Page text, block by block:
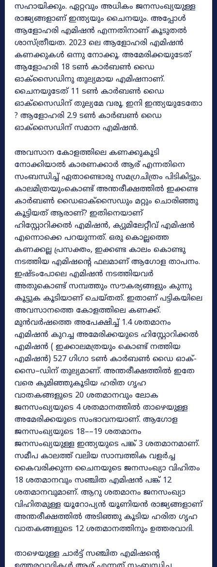
സഹായിക്കും. ഏറ്റവും അധികം ജനസംഖ്യയുള്ള
രാജ്യങ്ങളാണ് ഇന്ത്യയും ചൈനയും. അപ്പോൾ
ആളോഹരി എമിഷൻ എന്നതിനാണ് കൂടുതൽ
ശാസ്ത്രീയത. 2023 ലെ ആളോഹരി എമിഷൻ
കണക്കുകൾ ഒന്നു നോക്കൂ. അമേരിക്കയുടേത്
ആളോഹരി 18 ടൺ കാർബൺ ഡൈ
ഓക്സൈഡിനു തുല്യമായ എമിഷനാണ്.
ചൈനയുടേത് 11 ടൺ കാർബൺ ഡൈ
ഓക്സൈഡിന് തുല്യമേ വരൂ. ഇനി ഇന്ത്യയുടേതോ
? ആളോഹരി 2.9 ടൺ കാർബൺ ഡൈ
ഓക്സൈഡിന് സമാന എമിഷൻ.
അവസാന കോളത്തിലെ കണക്കുകൂടി
നോക്കിയാൽ കാരണക്കാർ ആര് എന്നതിനെ
സംബന്ധിച്ച് ഏതാണ്ടൊരു സമഗ്രചിത്രം പിടികിട്ടും.
കാലമിത്രയുംകൊണ്ട് അന്തരീക്ഷത്തിൽ ഇക്കണ്ട
കാർബൺ ഡൈഓക്സൈഡും മറ്റും ചൊരിഞ്ഞു
കൂട്ടിയത് ആരാണ്? ഇതിനെയാണ്
ഹിസ്റ്റോറിക്കൽ എമിഷൻ, ക്യുമിലേറ്റീവ് എമിഷൻ
എന്നൊക്കെ പറയുന്നത്. ഒരു കൊല്ലത്തെ
കണക്കല്ല പ്രസക്തം, ഇക്കണ്ട കാലം കൊണ്ടു
നടത്തിയ എമിഷന്റെ ഫലമാണ് ആഗോള താപനം.
ഇഷ്ടംപോലെ എമിഷൻ നടത്തിയവർ
അതുകൊണ്ട് സമ്പത്തും സൗകര്യങ്ങളും കുന്നു
കൂട്ടുക കൂടിയാണ് ചെയ്തത്. ഇതാണ് പട്ടികയിലെ
അവസാനത്തെ കോളത്തിലെ കണക്ക്.
മുൻവർഷത്തെ അപേക്ഷിച്ച് 1.4 ശതമാനം
എമിഷൻ കുറച്ച അമേരിക്കയുടെ ഹിസ്റ്റോറിക്കൽ
എമിഷൻ ( ഇക്കാലമത്രയും കൊണ്ട് നത്തിയ
എമിഷൻ) 527 ഗിഗാ ടൺ കാർബൺ ഡൈ ഓക്-
സൈ–ഡിന് തുല്യമാണ്. അന്തരീക്ഷത്തിൽ ഇതേ
വരെ കുമിഞ്ഞുകൂടിയ ഹരിത ഗൃഹ
വാതകങ്ങളുടെ 20 ശതമാനവും ലോക
ജനസംഖ്യയുടെ 4 ശതമാനത്തിൽ താഴെയുള്ള
അമേരിക്കയുടെ സംഭാവനയാണ്. ആഗോള
ജനസംഖ്യയുടെ 18––19 ശതമാനം
ജനസംഖ്യയുള്ള ഇന്ത്യയുടെ പങ്ക് 3 ശതമാനമാണ്.
സമീപ കാലത്ത് വലിയ സാമ്പത്തിക വളർച്ച
കൈവരിക്കുന്ന ചൈനയുടെ ജനസംഖ്യാ വിഹിതം
18 ശതമാനവും സഞ്ചിത എമിഷൻ പങ്ക് 12
ശതമാനവുമാണ്. ആറു ശതമാനം ജനസംഖ്യാ
വിഹിതമുള്ള യൂറോപ്യൻ യൂണിയൻ രാജ്യങ്ങളാണ്
അന്തരീക്ഷത്തിൽ അടിഞ്ഞു കൂടിയ ഹരിത ഗൃഹ
വാതകങ്ങളുടെ 12 ശതമാനത്തിനും ഉത്തരവാദി.
താഴെയുള്ള ചാർട്ട് സഞ്ചിത എമിഷന്റെ